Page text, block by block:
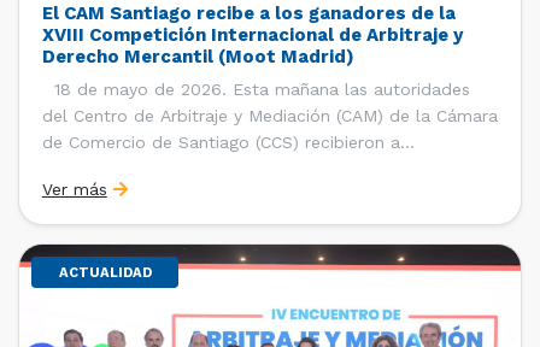
El CAM Santiago recibe a los ganadores de la
XVIII Competición Internacional de Arbitraje y
Derecho Mercantil (Moot Madrid)
18 de mayo de 2026. Esta mañana las autoridades
del Centro de Arbitraje y Mediación (CAM) de la Cámara
de Comercio de Santiago (CCS) recibieron a
Facultad de Derecho de la Universidad de Chile que se
consagró como ganador de la […]
Ver más
ACTUALIDAD